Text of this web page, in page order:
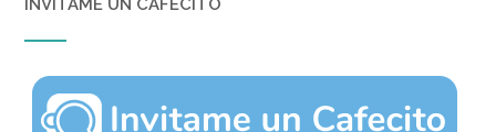
INVITAME UN CAFECITO